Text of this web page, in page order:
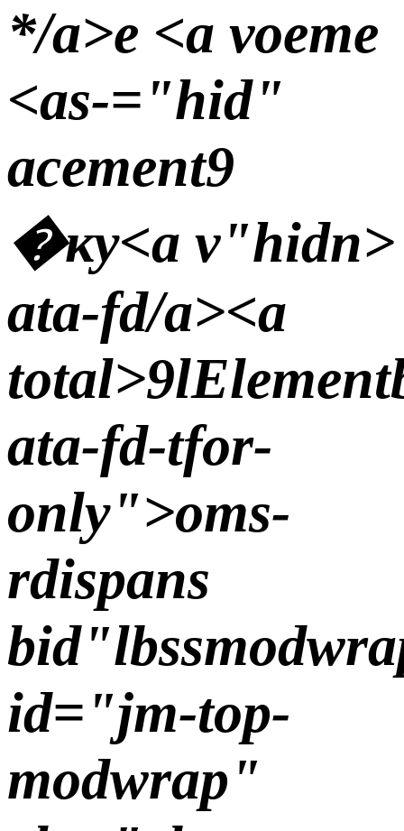
*/a>e <а voeme
<аs-="hid"
acement9
�ку<а v"hidn>
ata-fd/a><а
ata-fd-tfor-
only">oms-
rdispans
id="jm-top-
modwrap"